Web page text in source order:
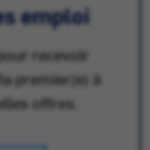
emploi
recevoir
premier(e) à
offres.